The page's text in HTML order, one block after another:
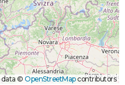
data ©OpenStreetMapcontributors